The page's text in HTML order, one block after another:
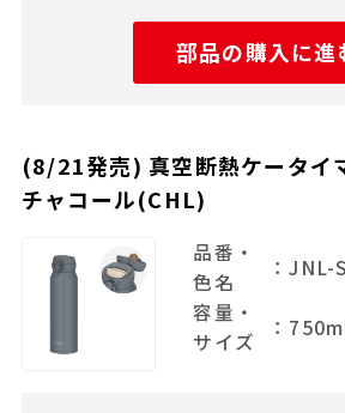
部品の購入に進
(8/21発売) 真空断熱ケータイ
チャコール(CHL)
品番・
色名
：JNL-
容量・
サイズ
：